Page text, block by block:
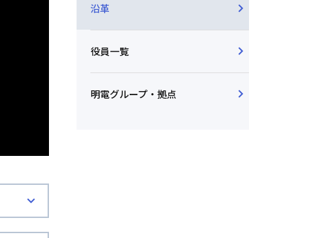
沿革
役員一覧
明電グループ・拠点